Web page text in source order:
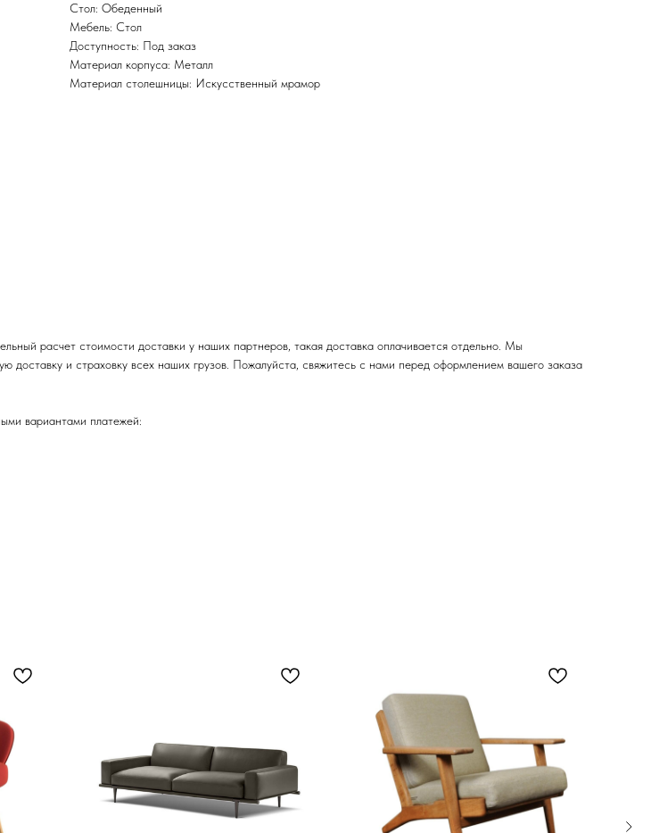
Стол: Обеденный
Мебель: Стол
Доступность: Под заказ
Материал корпуса: Металл
Материал столешницы: Искусственный мрамор
расчет стоимости доставки у наших партнеров, такая доставка оплачивается отдельно. Мы
и страховку всех наших грузов. Пожалуйста, свяжитесь с нами перед оформлением вашего заказа
вариантами платежей: